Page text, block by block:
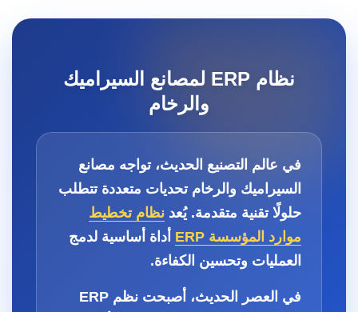
نظام ERP لمصانع السيراميك
والرخام
في عالم التصنيع الحديث، تواجه مصانع
السيراميك والرخام تحديات متعددة تتطلب
حلولًا تقنية متقدمة. يُعد نظام تخطيط
موارد المؤسسة ERP
أداة أساسية لدمج
العمليات وتحسين الكفاءة.
في العصر الحديث، أصبحت نظم ERP